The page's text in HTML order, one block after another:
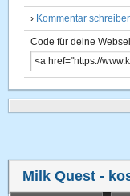
› Kommentar
Code für deine
Milk Quest -